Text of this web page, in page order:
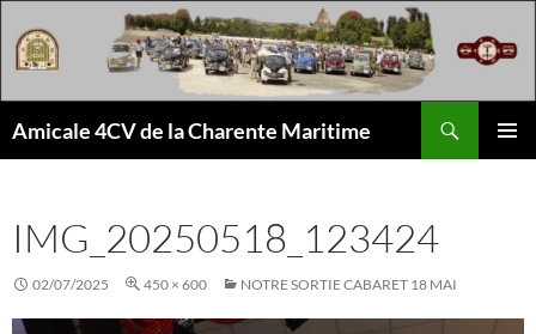
au
contenu
Amicale 4CV de la Charente Maritime
IMG_20250518_123424
02/07/2025 450 × 600 NOTRE SORTIE CABARET 18 MAI